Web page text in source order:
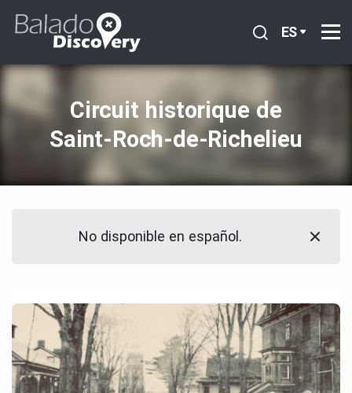
ES
Circuit historique de
Saint‑Roch‑de‑Richelieu
No disponible en español.